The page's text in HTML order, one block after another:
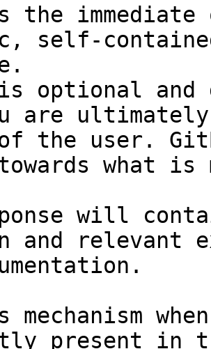
the
self-
optional and
are
the user.
towards what
will
and relevant
mechanism
present in